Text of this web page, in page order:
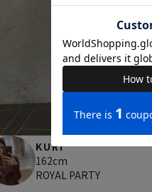
KURI
162cm
ROYAL PARTY